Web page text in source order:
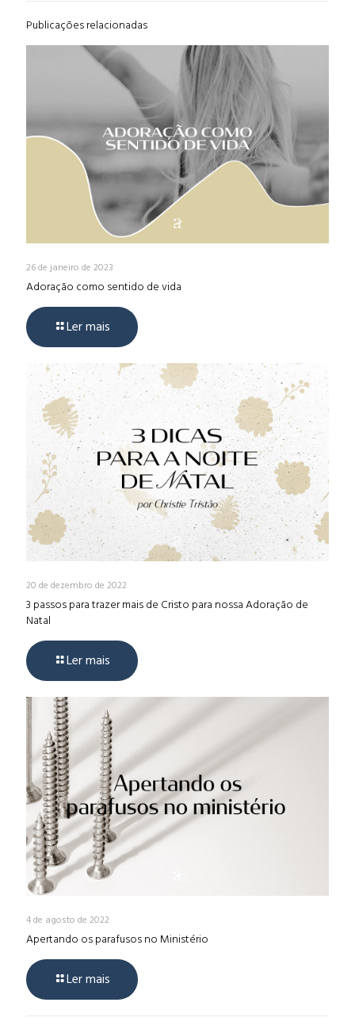
Publicações relacionadas
26 de janeiro de 2023
Adoração como sentido de vida
Ler mais
20 de dezembro de 2022
3 passos para trazer mais de Cristo para nossa Adoração de
Natal
Ler mais
4 de agosto de 2022
Apertando os parafusos no Ministério
Ler mais